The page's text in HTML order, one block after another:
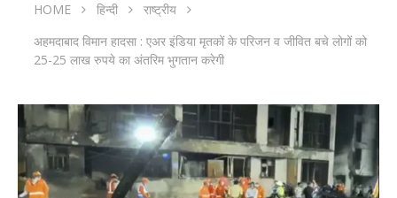
HOME हिन्दी
राष्ट्रीय
अहमदाबाद विमान हादसा : एअर इंडिया मृतकों के परिजन व जीवित बचे लोगों को
25-25 लाख रुपये का अंतरिम भुगतान करेगी